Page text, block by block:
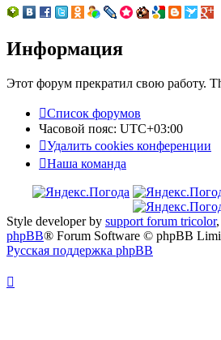
Информация
Этот форум прекратил свою работу.
Список форумов
Часовой пояс: UTC+03:00
Удалить cookies конференции
Наша команда
Style developer by support forum tricolor,
phpBB® Forum Software © phpBB
Русская поддержка phpBB